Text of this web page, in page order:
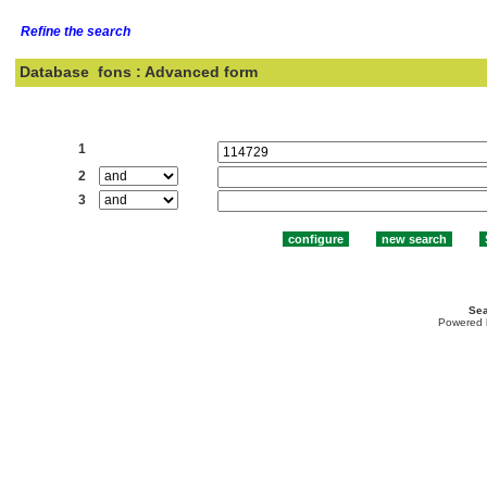
Refine the search
Database fons : Advanced form
1
2
3